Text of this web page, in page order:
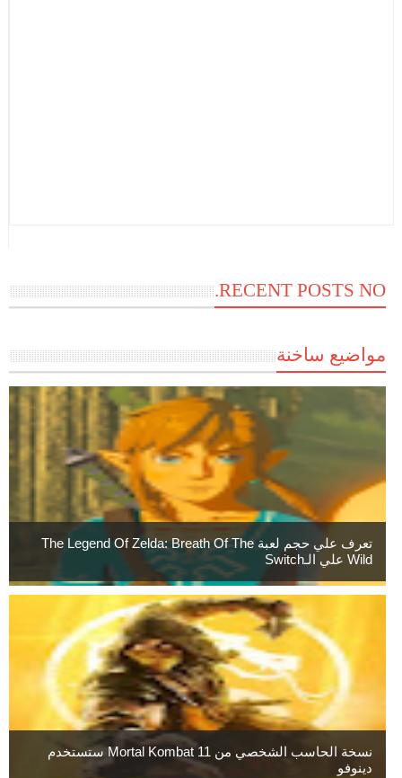
RECENT POSTS NO.
مواضيع ساخنة
تعرف علي حجم لعبة The Legend Of Zelda: Breath Of The
Wild علي الـSwitch
نسخة الحاسب الشخصي من Mortal Kombat 11 ستستخدم
دينوفو